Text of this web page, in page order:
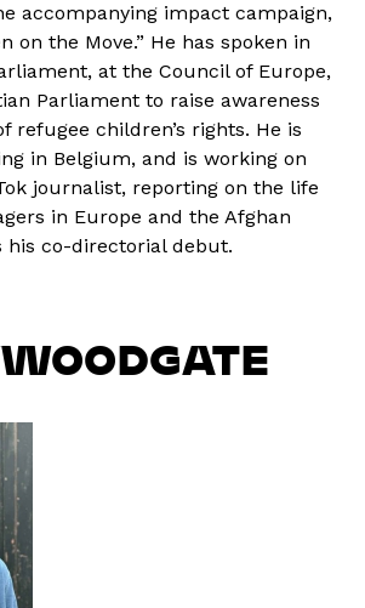
accompanying impact campaign,
on the Move.” He has spoken in
at the Council of Europe,
Parliament to raise awareness
refugee children’s rights. He is
in Belgium, and is working on
journalist, reporting on the life
in Europe and the Afghan
his co-directorial debut.